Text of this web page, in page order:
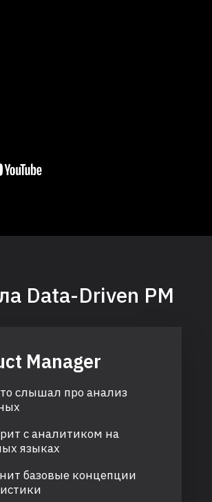
Data-Driven PM
Manager
слышал про анализ
с аналитиком на
языках
базовые концепции